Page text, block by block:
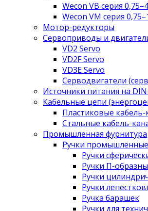
Wecon VB серия
Wecon VM серия
Мотор-редукторы
Сервоприводы и
VD2 Servo
VD2F Servo
VD3E Servo
Серводвигатели
Источники питания на
Кабельные цепи
Пластиковые
Стальные кабель-
Промышленная фурнитура
Ручки промышленные
Ручки
Ручки П-
Ручки
Ручки
Ручка барашек
Ручки для